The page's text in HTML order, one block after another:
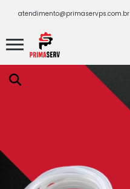
atendimento@primaservps.com.br